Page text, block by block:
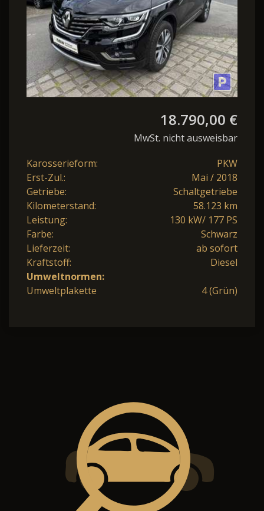
18.790,00 €
MwSt. nicht ausweisbar
Karosserieform:
PKW
Erst-Zul.:
Mai / 2018
Getriebe:
Schaltgetriebe
Kilometerstand:
58.123 km
Leistung:
130 kW/ 177 PS
Farbe:
Schwarz
Lieferzeit:
ab sofort
Kraftstoff:
Diesel
Umweltnormen:
Umweltplakette
4 (Grün)